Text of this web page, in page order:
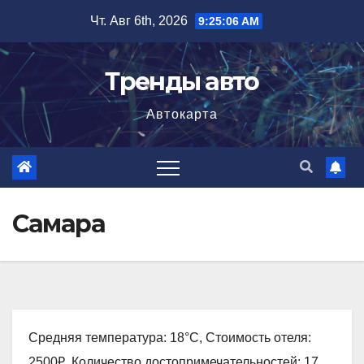
содержимому
Чт. Авг 6th, 2026 9:25:07 AM
Тренды авто
Автокарта
Самара
Средняя температура: 18°C, Стоимость отеля: